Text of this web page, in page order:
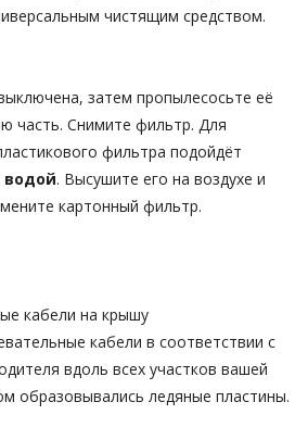
чистящим средством.
затем пропылесосьте её
часть. Снимите фильтр. Для
фильтра подойдёт
водой. Высушите его на воздухе и
картонный фильтр.
кабели на крышу
кабели в соответствии с
вдоль всех участков вашей
образовывались ледяные пластины.